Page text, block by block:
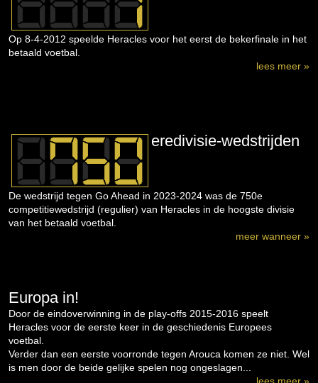
Op 8-4-2012 speelde Heracles voor het eerst de bekerfinale in het
betaald voetbal.
lees meer »
eredivisie-wedstrijden
De wedstrijd tegen Go Ahead in 2023-2024 was de 750e
competitiewedstrijd (regulier) van Heracles in de hoogste divisie
van het betaald voetbal.
meer wanneer »
Europa in!
Door de eindoverwinning in de play-offs 2015-2016 speelt
Heracles voor de eerste keer in de geschiedenis Europees
voetbal.
Verder dan een eerste voorronde tegen Arouca komen ze niet. Wel
is men door de beide gelijke spelen nog ongeslagen...